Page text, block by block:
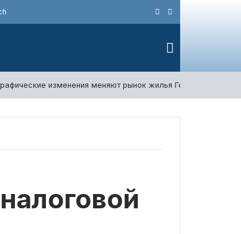
изменения меняют рынок жилья Германии